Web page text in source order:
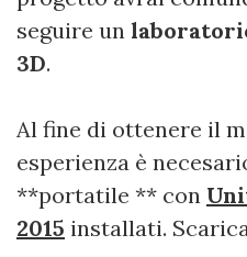
seguire un
3D.
Al fine di ottenere il
esperienza è
**portatile ** con
2015 installati.